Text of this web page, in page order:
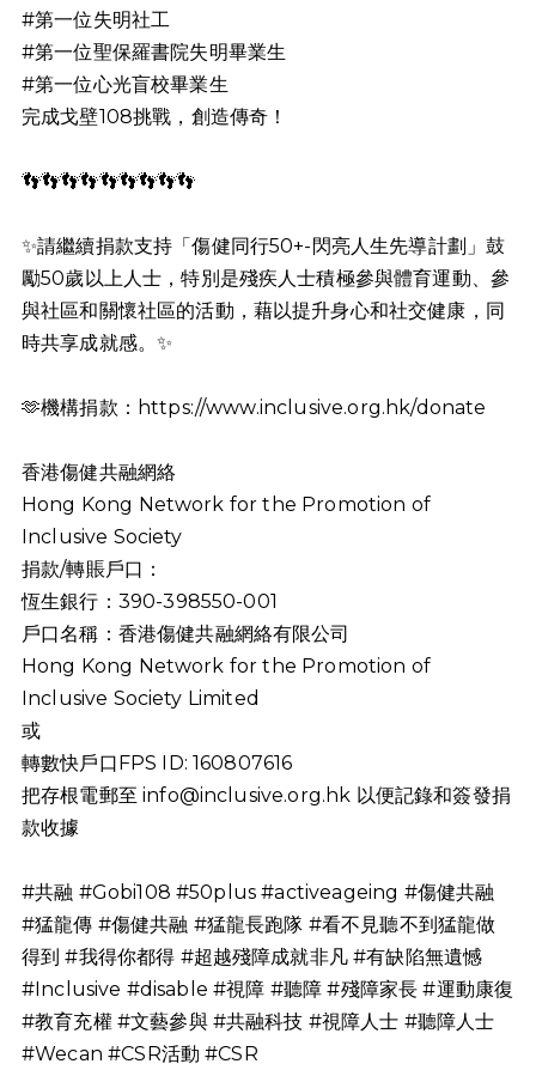
#第一位失明社工
#第一位聖保羅書院失明畢業生
#第一位心光盲校畢業生
完成戈壁108挑戰，創造傳奇！
👣👣👣👣👣👣👣👣👣
✨請繼續捐款支持「傷健同行50+-閃亮人生先導計劃」鼓
勵50歲以上人士，特別是殘疾人士積極參與體育運動、參
與社區和關懷社區的活動，藉以提升身心和社交健康，同
時共享成就感。✨
🫶機構捐款：https://www.inclusive.org.hk/donate
香港傷健共融網絡
Hong Kong Network for the Promotion of
Inclusive Society
捐款/轉賬戶口：
恆生銀行：390-398550-001
戶口名稱：香港傷健共融網絡有限公司
Hong Kong Network for the Promotion of
Inclusive Society Limited
或
轉數快戶口FPS ID: 160807616
把存根電郵至info@inclusive.org.hk 以便記錄和簽發捐
款收據
#共融 #Gobi108 #50plus #activeageing #傷健共融
#猛龍傳 #傷健共融 #猛龍長跑隊 #看不見聽不到猛龍做
得到 #我得你都得 #超越殘障成就非凡 #有缺陷無遺憾
#Inclusive #disable #視障 #聽障 #殘障家長 #運動康復
#教育充權 #文藝參與 #共融科技 #視障人士 #聽障人士
#Wecan #CSR活動 #CSR